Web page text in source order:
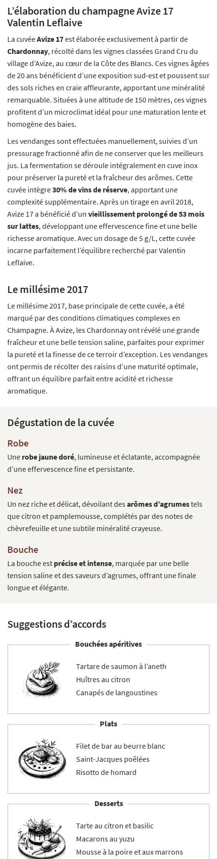
L’élaboration du champagne Avize 17
Valentin Leflaive
La cuvéeAvize 17est élaborée exclusivement à partir de
Chardonnay, récolté dans les vignes classées Grand Cru du
village d’Avize, au cœur de la Côte des Blancs. Ces vignes âgées
de 20 ans bénéficient d’une exposition sud-est et poussent sur
des sols riches en craie affleurante, apportant une minéralité
remarquable. Situées à une altitude de 150 mètres, ces vignes
profitent d’un microclimat idéal pour une maturation lente et
homogène des baies.
Les vendanges sont effectuées manuellement, suivies d’un
pressurage fractionné afin de ne conserver que les meilleurs
jus. La fermentation se déroule intégralement en cuve inox
pour préserver la pureté et la fraîcheur des arômes. Cette
cuvée intègre30% de vins de réserve, apportant une
complexité supplémentaire. Après un tirage en avril 2018,
Avize 17 a bénéficié d’un vieillissement prolongé de 53 mois
sur lattes, développant une effervescence fine et une belle
richesse aromatique. Avec un dosage de 5 g/L, cette cuvée
incarne parfaitement l’équilibre recherché par Valentin
Leflaive.
Le millésime 2017
Le millésime 2017, base principale de cette cuvée, a été
marqué par des conditions climatiques complexes en
Champagne. À Avize, les Chardonnay ont révélé une grande
fraîcheur et une belle tension saline, parfaites pour exprimer
la pureté et la finesse de ce terroir d’exception. Les vendanges
ont permis de récolter des raisins d’une maturité optimale,
offrant un équilibre parfait entre acidité et richesse
aromatique.
Dégustation de la cuvée
Robe
Une robe jaune doré, lumineuse et éclatante, accompagnée
d’une effervescence fine et persistante.
Nez
Un nez riche et délicat, dévoilant desarômes d’agrumestels
que citron et pamplemousse, complétés par des notes de
chèvrefeuille et une subtile minéralité crayeuse.
Bouche
La bouche est précise et intense, marquée par une belle
tension saline et des saveurs d’agrumes, offrant une finale
longue et élégante.
Suggestions d’accords
Bouchées apéritives
Tartare de saumon à l’aneth
Huîtres au citron
Canapés de langoustines
Plats
Filet de bar au beurre blanc
Saint-Jacques poêlées
Risotto de homard
Desserts
Tarte au citron et basilic
Macarons au yuzu
Mousse à la poire et aux marrons